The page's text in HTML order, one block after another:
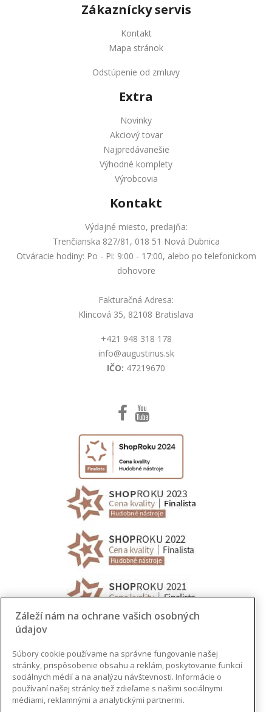
Zákaznícky servis
Kontakt
Mapa stránok
Odstúpenie od zmluvy
Extra
Novinky
Akciový tovar
Najpredávanešie
Výhodné komplety
Výrobcovia
Kontakt
Výdajné miesto, predajňa:
Trenčianska 827/81, 018 51 Nová Dubnica
Otváracie hodiny: Po - Pi: 9:00 - 17:00, alebo po telefonickom
dohovore
Fakturačná Adresa:
Klincová 35, 82108 Bratislava
+421 948 318 178
info@augustinus.sk
IČO: 47219670
Záleží nám na ochrane vašich osobných
údajov
Súbory cookie používame na správne fungovanie našej
stránky, prispôsobenie obsahu a reklám, poskytovanie funkcií
sociálnych médií a na analýzu návštevnosti. Informácie o
používaní našej stránky tiež zdieľame s našimi sociálnymi
médiami, reklamnými a analytickými partnermi.